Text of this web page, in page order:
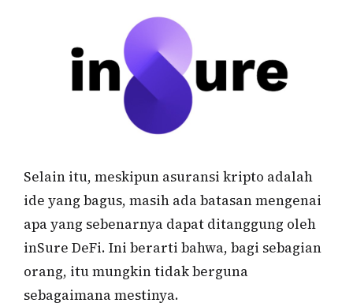
Selain itu, meskipun asuransi kripto adalah
ide yang bagus, masih ada batasan mengenai
apa yang sebenarnya dapat ditanggung oleh
inSure DeFi. Ini berarti bahwa, bagi sebagian
orang, itu mungkin tidak berguna
sebagaimana mestinya.